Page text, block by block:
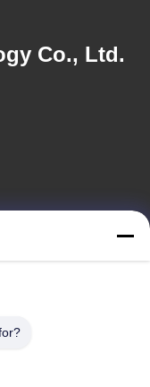
Co., Ltd.
Technology Park,